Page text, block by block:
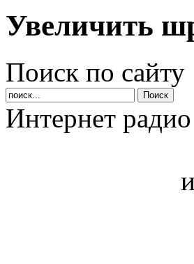
Увеличить
Поиск по сайту
Интернет радио